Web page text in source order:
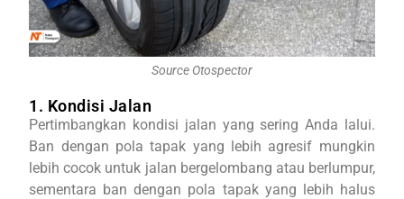
Source Otospector
1. Kondisi Jalan
Pertimbangkan kondisi jalan yang sering Anda lalui.
Ban dengan pola tapak yang lebih agresif mungkin
lebih cocok untuk jalan bergelombang atau berlumpur,
sementara ban dengan pola tapak yang lebih halus